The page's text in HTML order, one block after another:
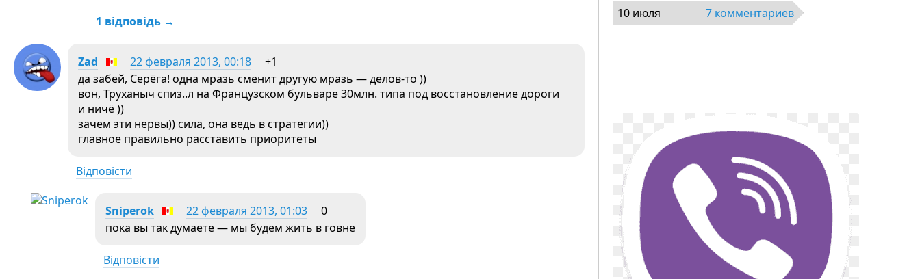
1 відповідь →
Zad 22 февраля 2013, 00:18
+1
да забей, Серёга! одна мразь сменит другую мразь — делов-то ))
вон, Труханыч спиз..л на Французском бульваре 30млн. типа под восстановление дороги
и ничё ))
зачем эти нервы)) сила, она ведь в стратегии))
главное правильно расставить приоритеты
Відповісти
Sniperok 22 февраля 2013, 01:03
0
пока вы так думаете — мы будем жить в говне
Відповісти
10 июля 7 комментариев